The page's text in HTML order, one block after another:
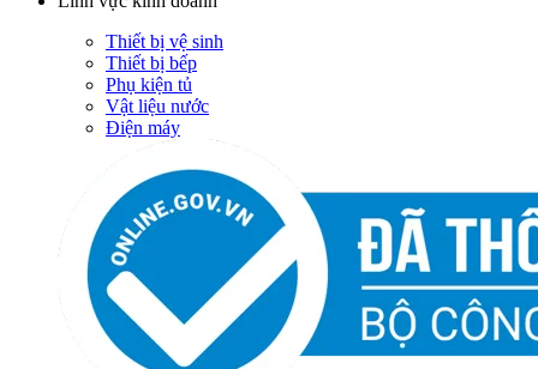
Thiết bị vệ sinh
Thiết bị bếp
Phụ kiện tủ
Vật liệu nước
Điện máy